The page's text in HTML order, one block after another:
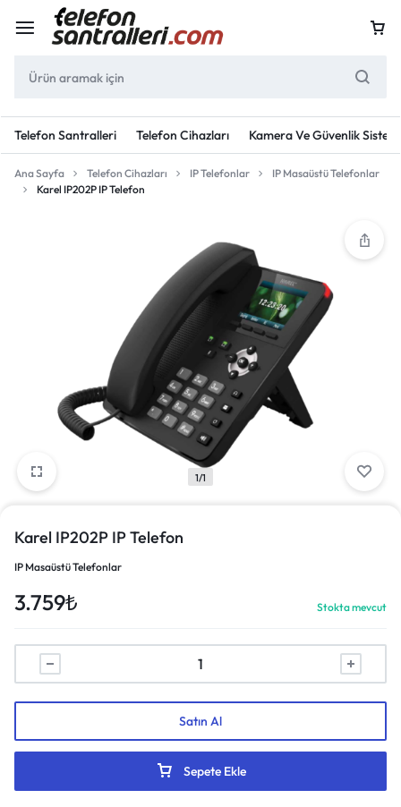
Telefon Santralleri Telefon Cihazları Kamera Ve Güvenlik
Ana Sayfa Telefon Cihazları IP Telefonlar
IP Masaüstü Telefonlar
Karel IP202P IP Telefon
1/1
Karel IP202P IP Telefon
IP Masaüstü Telefonlar
3.759₺ Stokta mevcut
Sepete Ekle
Satın Al